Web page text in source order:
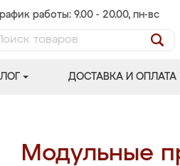
График работы: 9.00 - 20.00, пн-вс
ДОСТАВКА И ОПЛАТА
Модульные